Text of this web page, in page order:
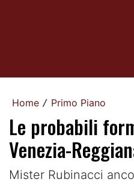
Home / Primo Piano
Le probabili
Venezia-
Mister Rubinacci